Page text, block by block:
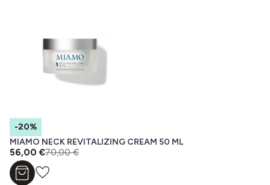
-20%
MIAMO NECK REVITALIZING CREAM 50 ML
70,00 €
56,00 €
Aggiungi al carrello